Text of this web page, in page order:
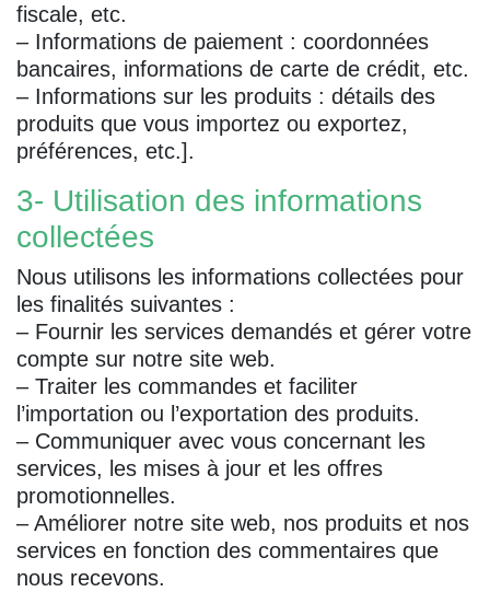
fiscale, etc.
– Informations de paiement : coordonnées
bancaires, informations de carte de crédit, etc.
– Informations sur les produits : détails des
produits que vous importez ou exportez,
préférences, etc.].
3- Utilisation des informations
collectées
Nous utilisons les informations collectées pour
les finalités suivantes :
– Fournir les services demandés et gérer votre
compte sur notre site web.
– Traiter les commandes et faciliter
l’importation ou l’exportation des produits.
– Communiquer avec vous concernant les
services, les mises à jour et les offres
promotionnelles.
– Améliorer notre site web, nos produits et nos
services en fonction des commentaires que
nous recevons.